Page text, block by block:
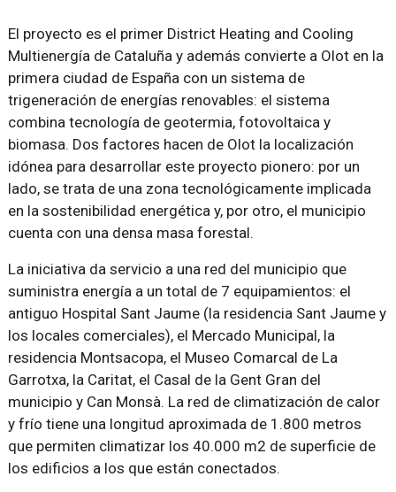
El proyecto es el primer District Heating and Cooling
Multienergía de Cataluña y además convierte a Olot en la
primera ciudad de España con un sistema de
trigeneración de energías renovables: el sistema
combina tecnología de geotermia, fotovoltaica y
biomasa. Dos factores hacen de Olot la localización
idónea para desarrollar este proyecto pionero: por un
lado, se trata de una zona tecnológicamente implicada
en la sostenibilidad energética y, por otro, el municipio
cuenta con una densa masa forestal.
La iniciativa da servicio a una red del municipio que
suministra energía a un total de 7 equipamientos: el
antiguo Hospital Sant Jaume (la residencia Sant Jaume y
los locales comerciales), el Mercado Municipal, la
residencia Montsacopa, el Museo Comarcal de La
Garrotxa, la Caritat, el Casal de la Gent Gran del
municipio y Can Monsà. La red de climatización de calor
y frío tiene una longitud aproximada de 1.800 metros
que permiten climatizar los 40.000 m2 de superficie de
los edificios a los que están conectados.